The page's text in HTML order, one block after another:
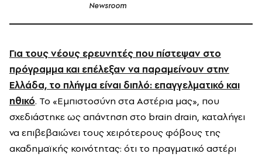
Newsroom
Για τους νέους ερευνητές που πίστεψαν στο
πρόγραμμα και επέλεξαν να παραμείνουν στην
Ελλάδα, το πλήγμα είναι διπλό: επαγγελματικό και
ηθικό. Το «Εμπιστοσύνη στα Αστέρια μας», που
σχεδιάστηκε ως απάντηση στο brain drain, καταλήγει
να επιβεβαιώνει τους χειρότερους φόβους της
ακαδημαϊκής κοινότητας: ότι το πραγματικό αστέρι